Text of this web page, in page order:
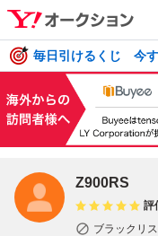
毎日引けるくじ 今
Z900RS
評
ブラックリ